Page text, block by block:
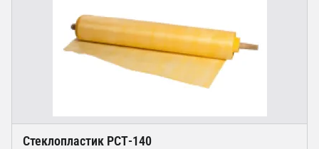
Стеклопластик РСТ-140